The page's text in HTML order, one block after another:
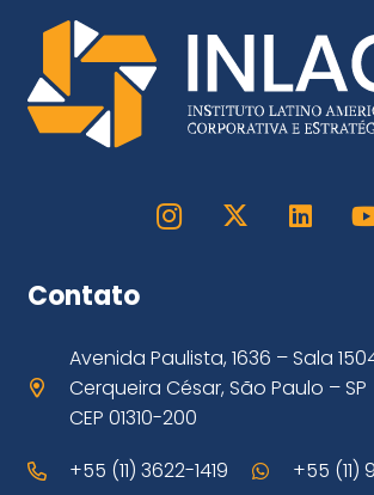
Contato
Avenida Paulista, 1636 – Sala
Cerqueira César, São Paulo – SP
CEP 01310-200
+55 (11) 3622-1419
+55 (11)